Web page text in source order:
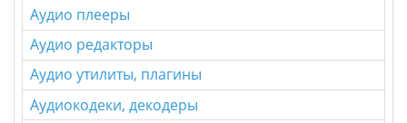
Аудио плееры
Аудио редакторы
Аудио утилиты, плагины
Аудиокодеки, декодеры